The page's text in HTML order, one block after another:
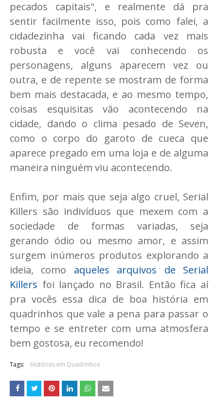
pecados capitais", e realmente dá pra
sentir facilmente isso, pois como falei, a
cidadezinha vai ficando cada vez mais
robusta e você vai conhecendo os
personagens, alguns aparecem vez ou
outra, e de repente se mostram de forma
bem mais destacada, e ao mesmo tempo,
coisas esquisitas vão acontecendo na
cidade, dando o clima pesado de Seven,
como o corpo do garoto de cueca que
aparece pregado em uma loja e de alguma
maneira ninguém viu acontecendo.
Enfim, por mais que seja algo cruel, Serial
Killers são indivíduos que mexem com a
sociedade de formas variadas, seja
gerando ódio ou mesmo amor, e assim
surgem inúmeros produtos explorando a
ideia, como aqueles arquivos de Serial
Killers foi lançado no Brasil. Então fica aí
pra vocês essa dica de boa história em
quadrinhos que vale a pena para passar o
tempo e se entreter com uma atmosfera
bem gostosa, eu recomendo!
Tags: Histórias em Quadrinhos